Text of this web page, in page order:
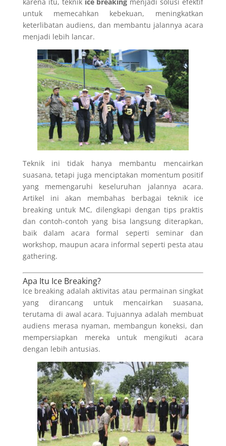
untuk memecahkan kebekuan, meningkatkan
keterlibatan audiens, dan membantu jalannya acara
menjadi lebih lancar.
Teknik ini tidak hanya membantu mencairkan
suasana, tetapi juga menciptakan momentum positif
yang memengaruhi keseluruhan jalannya acara.
Artikel ini akan membahas berbagai teknik ice
breaking untuk MC, dilengkapi dengan tips praktis
dan contoh-contoh yang bisa langsung diterapkan,
baik dalam acara formal seperti seminar dan
workshop, maupun acara informal seperti pesta atau
gathering.
Apa Itu Ice Breaking?
Ice breaking adalah aktivitas atau permainan singkat
yang dirancang untuk mencairkan suasana,
terutama di awal acara. Tujuannya adalah membuat
audiens merasa nyaman, membangun koneksi, dan
mempersiapkan mereka untuk mengikuti acara
dengan lebih antusias.